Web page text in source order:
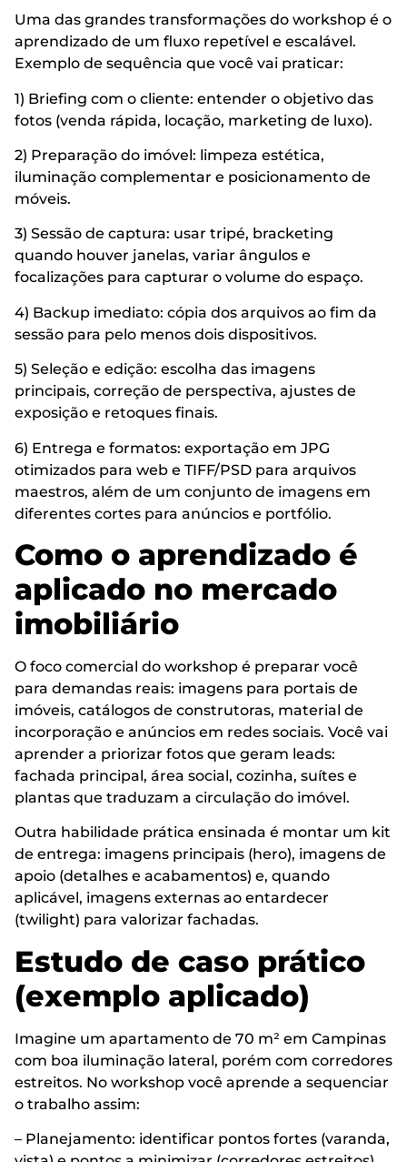
Uma das grandes transformações do workshop é o
aprendizado de um fluxo repetível e escalável.
Exemplo de sequência que você vai praticar:
1) Briefing com o cliente: entender o objetivo das
fotos (venda rápida, locação, marketing de luxo).
2) Preparação do imóvel: limpeza estética,
iluminação complementar e posicionamento de
móveis.
3) Sessão de captura: usar tripé, bracketing
quando houver janelas, variar ângulos e
focalizações para capturar o volume do espaço.
4) Backup imediato: cópia dos arquivos ao fim da
sessão para pelo menos dois dispositivos.
5) Seleção e edição: escolha das imagens
principais, correção de perspectiva, ajustes de
exposição e retoques finais.
6) Entrega e formatos: exportação em JPG
otimizados para web e TIFF/PSD para arquivos
maestros, além de um conjunto de imagens em
diferentes cortes para anúncios e portfólio.
Como o aprendizado é
aplicado no mercado
imobiliário
O foco comercial do workshop é preparar você
para demandas reais: imagens para portais de
imóveis, catálogos de construtoras, material de
incorporação e anúncios em redes sociais. Você vai
aprender a priorizar fotos que geram leads:
fachada principal, área social, cozinha, suítes e
plantas que traduzam a circulação do imóvel.
Outra habilidade prática ensinada é montar um kit
de entrega: imagens principais (hero), imagens de
apoio (detalhes e acabamentos) e, quando
aplicável, imagens externas ao entardecer
(twilight) para valorizar fachadas.
Estudo de caso prático
(exemplo aplicado)
Imagine um apartamento de 70 m² em Campinas
com boa iluminação lateral, porém com corredores
estreitos. No workshop você aprende a sequenciar
o trabalho assim:
– Planejamento: identificar pontos fortes (varanda,